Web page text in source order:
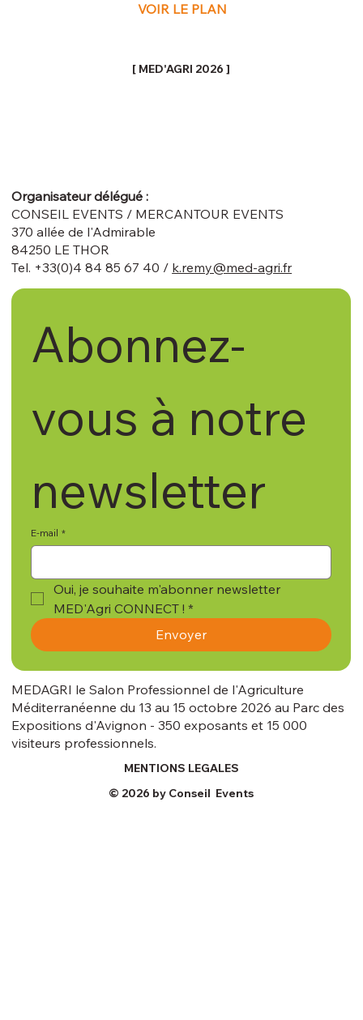
VOIR LE PLAN
[ MED'AGRI 2026 ]
MENTIONS LEGALES
MEDAGRI le Salon Professionnel de l'Agriculture
Méditerranéenne du 13 au 15 octobre 2026 au Parc des
Expositions d'Avignon - 350 exposants et 15 000
visiteurs professionnels.
Organisateur délégué :
CONSEIL EVENTS / MERCANTOUR EVENTS
370 allée de l'Admirable
84250 LE THOR
Tel. +33(0)4 84 85 67 40 / k.remy@med-agri.fr
Abonnez-
vous à notre
newsletter
E-mail *
Oui, je souhaite m'abonner newsletter
MED'Agri CONNECT ! *
Envoyer
© 2026 by Conseil Events